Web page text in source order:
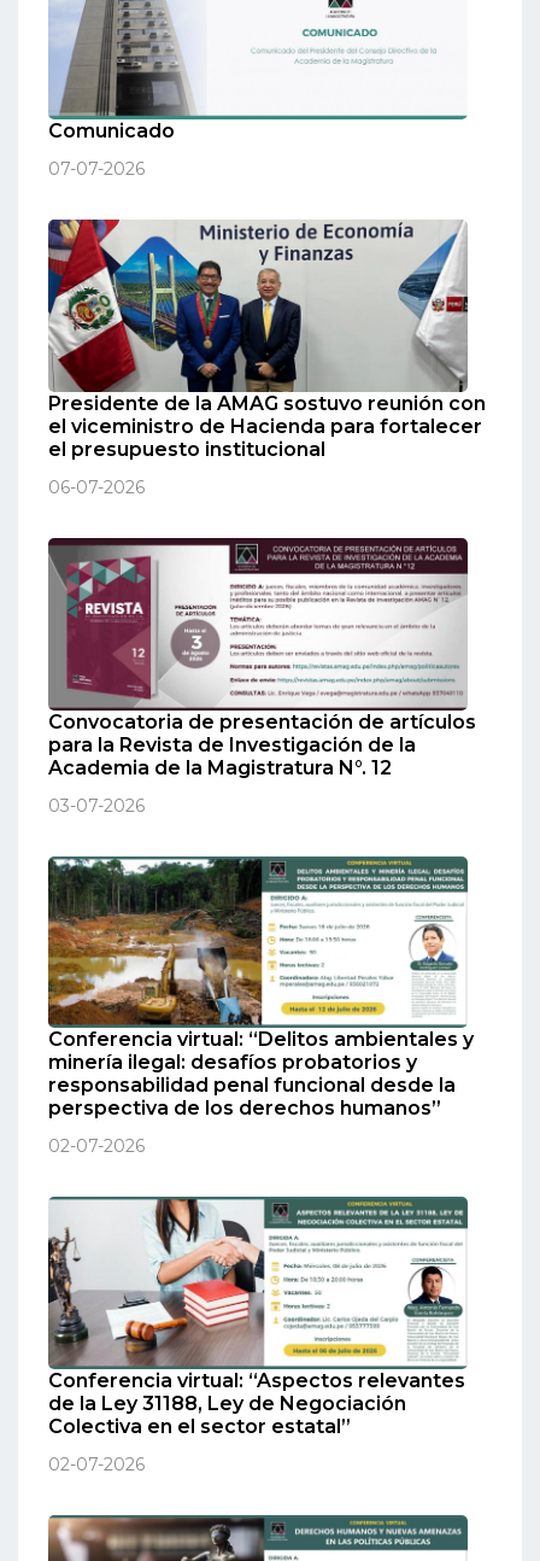
Comunicado
07-07-2026
Presidente de la AMAG sostuvo reunión con
el viceministro de Hacienda para fortalecer
el presupuesto institucional
06-07-2026
Convocatoria de presentación de artículos
para la Revista de Investigación de la
Academia de la Magistratura N°. 12
03-07-2026
Conferencia virtual: “Delitos ambientales y
minería ilegal: desafíos probatorios y
responsabilidad penal funcional desde la
perspectiva de los derechos humanos”
02-07-2026
Conferencia virtual: “Aspectos relevantes
de la Ley 31188, Ley de Negociación
Colectiva en el sector estatal”
02-07-2026